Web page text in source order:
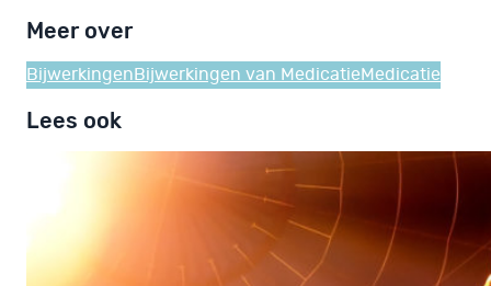
Meer over
Bijwerkingen Bijwerkingen van Medicatie Medicatie
Lees ook